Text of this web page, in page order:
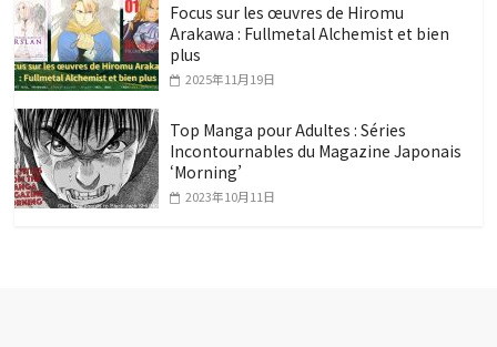
Focus sur les œuvres de Hiromu
Arakawa : Fullmetal Alchemist et bien
plus
2025年11月19日
Top Manga pour Adultes : Séries
Incontournables du Magazine Japonais
‘Morning’
2023年10月11日